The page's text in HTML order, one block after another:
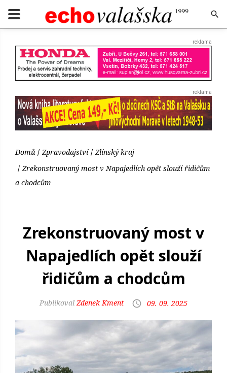
Domů Zpravodajství
Zlínský kraj
Zrekonstruovaný most v Napajedlích opět slouží řidičům
a chodcům
Zrekonstruovaný most v
Napajedlích opět slouží
řidičům a chodcům
Zdenek Kment 09. 09. 2025